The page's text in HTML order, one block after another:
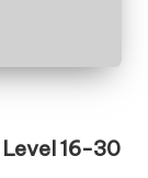
16-30